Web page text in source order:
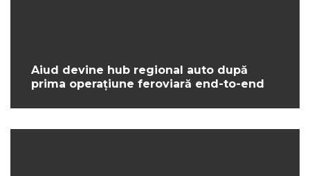
Aiud devine hub regional auto după
prima operațiune feroviară end-to-end